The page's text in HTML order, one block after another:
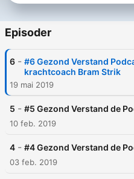
Episoder
6 - #6 Gezond Verstand
krachtcoach Bram Strik
19 mai 2019
5 - #5 Gezond Verstand de
10 feb. 2019
4 - #4 Gezond Verstand de
03 feb. 2019